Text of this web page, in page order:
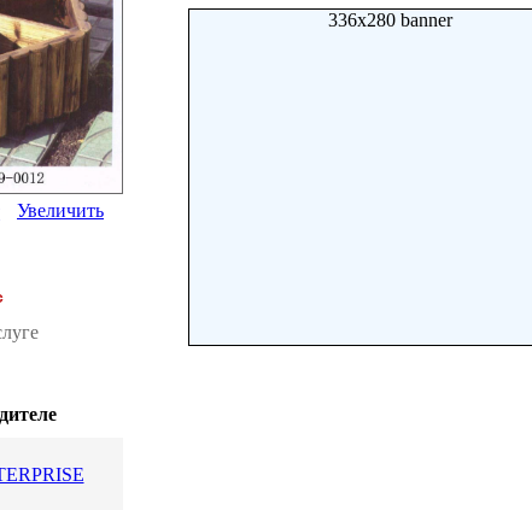
Увеличить
336x280 banner